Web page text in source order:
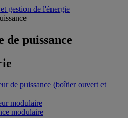
gestion de l'énergie
puissance
de puissance (boîtier ouvert et
modulaire
modulaire